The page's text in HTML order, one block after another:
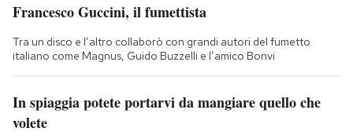
Francesco Guccini, il fumettista
Tra un disco e l’altro collaborò con grandi autori del fumetto
italiano come Magnus, Guido Buzzelli e l’amico Bonvi
In spiaggia potete portarvi da mangiare quello che
volete